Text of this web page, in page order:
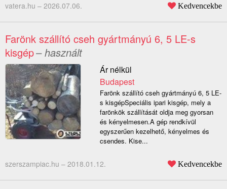
vatera.hu – 2026.07.06. Kedvencekbe
Farönk szállító cseh gyártmányú 6, 5 LE-s
kisgép– használt
Ár nélkül
Budapest
Farönk szállító cseh gyártmányú 6, 5 LE-
s kisgépSpeciális ipari kisgép, mely a
farönkök szállítását oldja meg gyorsan
és kényelmesen.A gép rendkívül
egyszerűen kezelhető, kényelmes és
csendes. Kise...
szerszampiac.hu – 2018.01.12. Kedvencekbe